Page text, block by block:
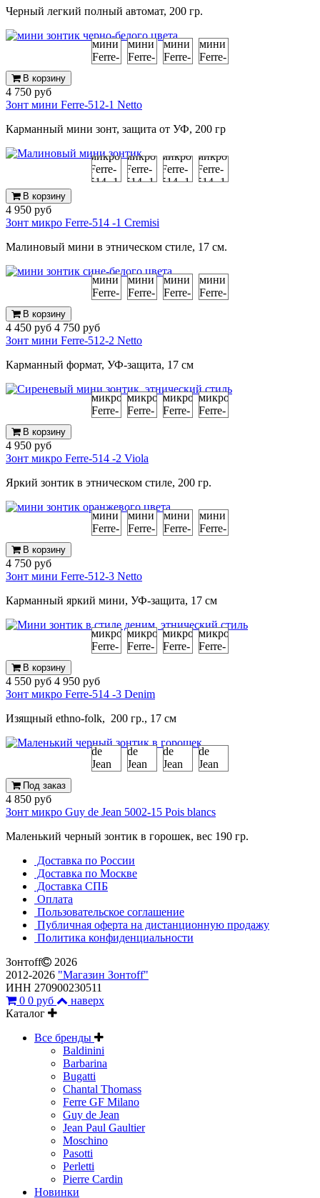
Черный легкий полный автомат, 200 гр.
В корзину
4 750 руб
Зонт мини Ferre-512-1 Netto
Карманный мини зонт, защита от УФ, 200 гр
В корзину
4 950 руб
Зонт микро Ferre-514 -1 Cremisi
Малиновый мини в этническом стиле, 17 см.
В корзину
4 450 руб 4 750 руб
Зонт мини Ferre-512-2 Netto
Карманный формат, УФ-защита, 17 см
В корзину
4 950 руб
Зонт микро Ferre-514 -2 Viola
Яркий зонтик в этническом стиле, 200 гр.
В корзину
4 750 руб
Зонт мини Ferre-512-3 Netto
Карманный яркий мини, УФ-защита, 17 см
В корзину
4 550 руб 4 950 руб
Зонт микро Ferre-514 -3 Denim
Изящный ethno-folk, 200 гр., 17 см
Под заказ
4 850 руб
Зонт микро Guy de Jean 5002-15 Pois blancs
Маленький черный зонтик в горошек, вес 190 гр.
Доставка по России
Доставка по Москве
Доставка СПБ
Оплата
Пользовательское соглашение
Публичная оферта на дистанционную продажу
Политика конфиденциальности
Зонтoff
2026
2012-2026 "Магазин Зонтoff"
ИНН 270900230511
0 0 руб
наверх
Каталог
Все бренды
Baldinini
Barbarina
Bugatti
Chantal Thomass
Ferre GF Milano
Guy de Jean
Jean Paul Gaultier
Moschino
Pasotti
Perletti
Pierre Cardin
Новинки